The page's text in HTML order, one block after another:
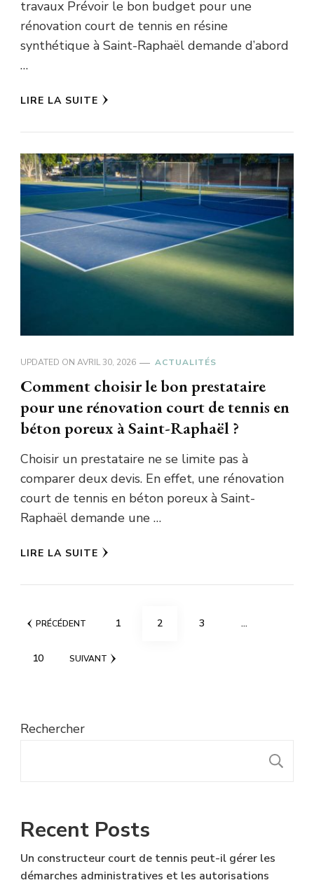
travaux Prévoir le bon budget pour une
rénovation court de tennis en résine
synthétique à Saint-Raphaël demande d’abord
…
LIRE LA SUITE
UPDATED ON AVRIL 30, 2026 ACTUALITÉS
Comment choisir le bon prestataire
pour une rénovation court de tennis en
béton poreux à Saint-Raphaël ?
Choisir un prestataire ne se limite pas à
comparer deux devis. En effet, une rénovation
court de tennis en béton poreux à Saint-
Raphaël demande une …
LIRE LA SUITE
Pagination
publications
PRÉCÉDENT PAGE
1 PAGE
2 PAGE
3 …
PAGE
10 SUIVANT
Rechercher
Recent Posts
Un constructeur court de tennis peut-il gérer les
démarches administratives et les autorisations